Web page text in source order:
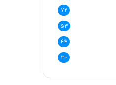
72
53
44
30